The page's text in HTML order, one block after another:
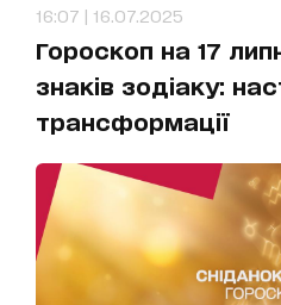
16:07 | 16.07.2025
Гороскоп на 17
знаків зодіаку:
трансформації